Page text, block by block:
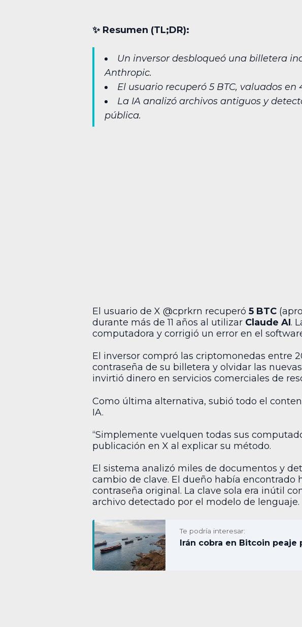
✨︎ Resumen (TL;DR):
Un inversor desbloqueó una billetera
Anthropic.
El usuario recuperó 5 BTC, valuados
La IA analizó archivos antiguos y
pública.
El usuario de X @cprkrn recuperó 5 BTC
durante más de 11 años al utilizar Claude AI.
computadora y corrigió un error en el
El inversor compró las criptomonedas entre
contraseña de su billetera y olvidar las
invirtió dinero en servicios comerciales de
Como última alternativa, subió todo el
IA.
“Simplemente vuelquen todas sus
publicación en X al explicar su método.
El sistema analizó miles de documentos y
cambio de clave. El dueño había encontrado
contraseña original. La clave sola era inútil
archivo detectado por el modelo de lenguaje.
Te podría interesar:
Irán cobra en Bitcoin